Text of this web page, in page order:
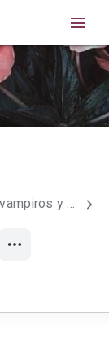

Me encanta escribir y leer Escribir sobre vampiros y hombres lobo es tan Increíble ​​​​​​, me hace feliz hacer sentir especial al lector